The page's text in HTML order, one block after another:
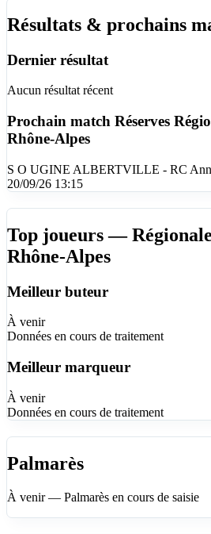
Résultats & prochains
Dernier résultat
Aucun résultat récent
Prochain match Réserves
Rhône-Alpes
S O UGINE ALBERTVILLE - RC
20/09/26 13:15
Top joueurs —
Rhône-Alpes
Meilleur buteur
À venir
Données en cours de traitement
Meilleur marqueur
À venir
Données en cours de traitement
Palmarès
À venir — Palmarès en cours de saisie